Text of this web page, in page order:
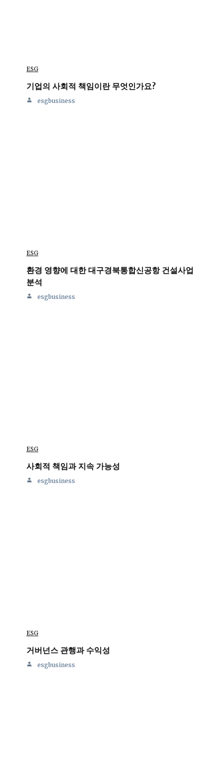
ESG
기업의 사회적 책임이란 무엇인가요?
esgbusiness
ESG
환경 영향에 대한 대구경북통합신공항 건설사업
분석
esgbusiness
ESG
사회적 책임과 지속 가능성
esgbusiness
ESG
거버넌스 관행과 수익성
esgbusiness